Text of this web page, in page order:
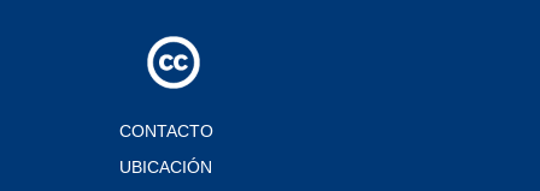
CONTACTO
UBICACIÓN